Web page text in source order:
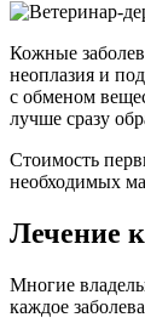
Кожные
неоплазия и
с обменом
лучше сразу
Стоимость
необходимых
Лечение
Многие
каждое